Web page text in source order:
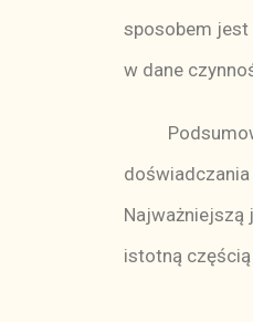
sposobem jest
w dane
Najważniejszą
istotną